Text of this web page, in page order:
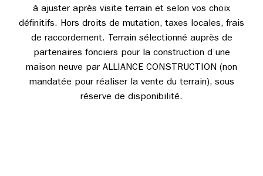
à ajuster après visite terrain et selon vos choix
définitifs. Hors droits de mutation, taxes locales, frais
de raccordement. Terrain sélectionné auprès de
partenaires fonciers pour la construction d’une
maison neuve par ALLIANCE CONSTRUCTION (non
mandatée pour réaliser la vente du terrain), sous
réserve de disponibilité.